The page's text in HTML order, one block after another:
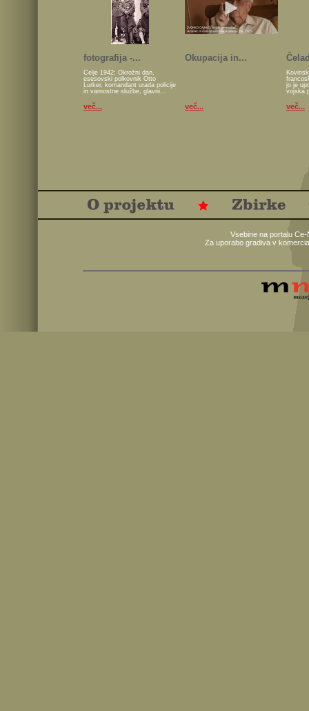
fotografija -...
Celje 1942; Okrožni dan,
esesovski polkovnik Otto
Lurker, komandant urada policije
in varnostne službe, glavni...
več...
Okupacija in...
več...
jo je
vojska
več...
Vsebine na portalu
Za uporabo gradiva v